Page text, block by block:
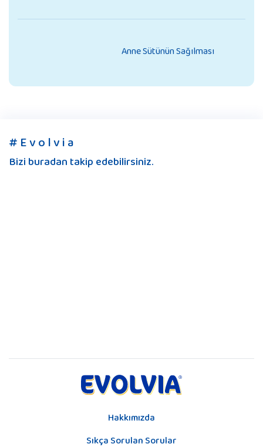
Anne Sütünün Sağılması
# E v o l v i a
Bizi buradan takip edebilirsiniz.
Hakkımızda
Sıkça Sorulan Sorular